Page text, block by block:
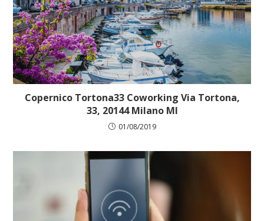
Copernico Tortona33 Coworking Via Tortona,
33, 20144 Milano MI
01/08/2019